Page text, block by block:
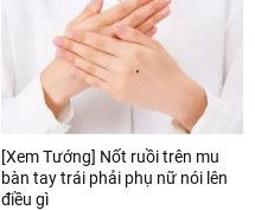
[Xem Tướng] Nốt ruồi trên mu
bàn tay trái phải phụ nữ nói lên
điều gì